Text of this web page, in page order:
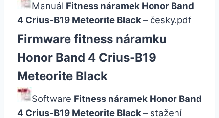
Manuál Fitness náramek Honor Band
4 Crius-B19 Meteorite Black– česky.pdf
Firmware fitness náramku
Honor Band 4 Crius-B19
Meteorite Black
Software Fitness náramek Honor Band
4 Crius-B19 Meteorite Black– stažení